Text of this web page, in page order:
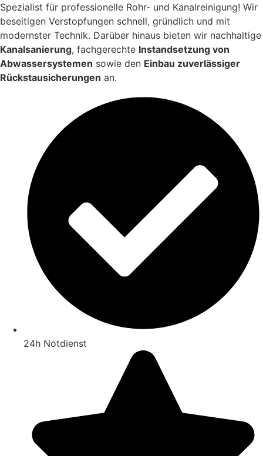
Spezialist für professionelle Rohr- und Kanalreinigung! Wir
beseitigen Verstopfungen schnell, gründlich und mit
modernster Technik. Darüber hinaus bieten wir nachhaltige
Kanalsanierung, fachgerechte Instandsetzung von
Abwassersystemen sowie den Einbau zuverlässiger
Rückstausicherungen an.
24h Notdienst